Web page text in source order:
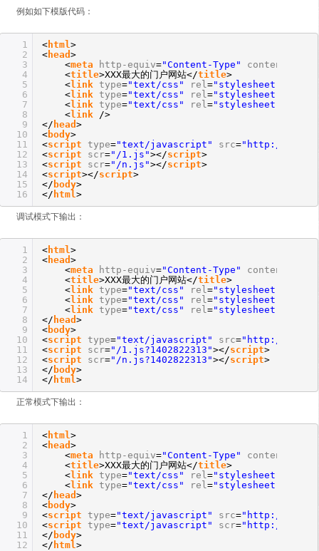
例如如下模版代码：
1
2
3
4
5
6
7
8
9
10
11
12
13
14
15
16
< html>
< head >
<meta http-equiv="Content-Type" content
<title>XXX最大的门户网站</title>
<link type="text/css" rel="stylesheet"
<link type="text/css" rel="stylesheet"
<link type="text/css" rel="stylesheet"
<link />
</ head >
<body>
<script type="text/javascript" src="http://
<script scr="/1.js"></script>
<script scr="/n.js"></script>
<script></script>
</ body>
</ html>
调试模式下输出：
1
2
3
4
5
6
7
8
9
10
11
12
13
14
< html >
< head >
<meta http-equiv="Content-Type" content
<title>XXX最大的门户网站</title>
<link type="text/css" rel ="stylesheet"
<link type="text/css" rel ="stylesheet"
<link type="text/css" rel ="stylesheet"
</ head >
<body>
<script type="text/javascript" src="http://
<script scr="/1.js?1402822313"></script>
<script scr="/n.js?1402822313"></script>
</ body>
</ html >
正常模式下输出：
1
2
3
4
5
6
7
8
9
10
11
12
< html >
< head >
<meta http-equiv="Content-Type" content
<title>XXX最大的门户网站</title>
<link type="text/css" rel ="stylesheet"
<link type="text/css" rel ="stylesheet"
</ head >
<body>
<script type="text/javascript" src="http://
<script type="text/javascript" scr="http://
</ body>
</ html >